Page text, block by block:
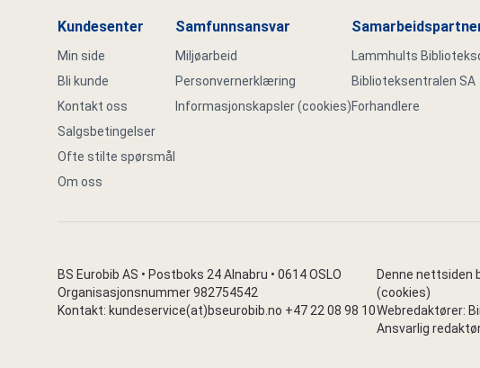
Kundesenter
Min side
Bli kunde
Kontakt oss
Salgsbetingelser
Ofte stilte spørsmål
Om oss
Samfunnsansvar
Miljøarbeid
Personvernerklæring
Informasjonskapsler (cookies)
Lammhults
Biblioteksentralen SA
Forhandlere
BS Eurobib AS • Postboks 24 Alnabru • 0614 OSLO
Organisasjonsnummer 982754542
Kontakt: kundeservice(at)bseurobib.no +47 22 08 98 10
Denne nettsiden
(cookies)
Webredaktører:
Ansvarlig